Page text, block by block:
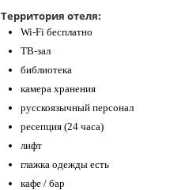
Территория отеля:
Wi-Fi бесплатно
ТВ-зал
библиотека
камера хранения
русскоязычный персонал
ресепция (24 часа)
лифт
глажка одежды есть
кафе / бар